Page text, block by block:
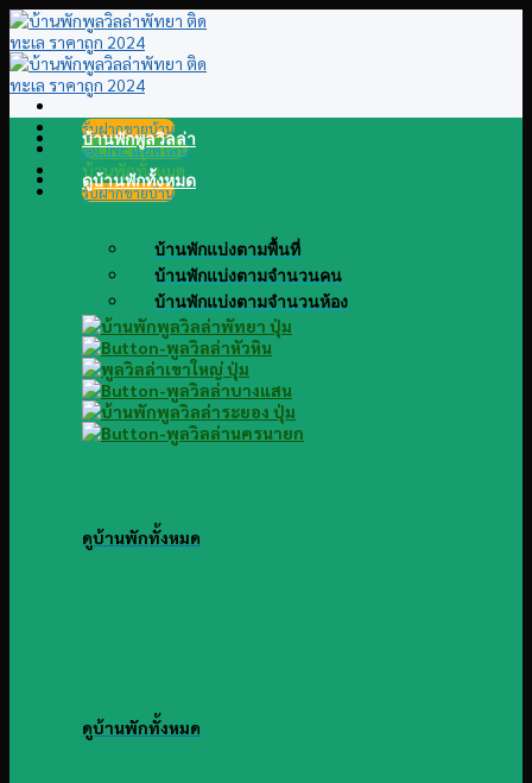
Skip
to
content
รับฝากขายบ้าน
@LINE แอดไลน์
บ้านพักทั้งหมด
รับฝากขายบ้าน
บ้านพักพูลวิลล่า
ดูบ้านพักทั้งหมด
บ้านพักแบ่งตามพื้นที่
บ้านพักแบ่งตามจำนวนคน
บ้านพักแบ่งตามจำนวนห้อง
ดูบ้านพักทั้งหมด
ดูบ้านพักทั้งหมด